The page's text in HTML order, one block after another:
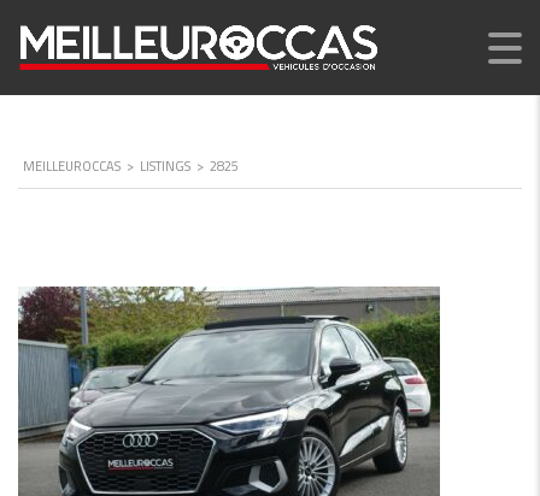
MEILLEUROCCAS > LISTINGS > 2825